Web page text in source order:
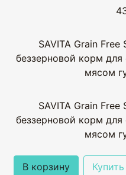
SAVITA Grain
беззерновой корм
мясом
SAVITA Grain
беззерновой корм
мясом
В корзину